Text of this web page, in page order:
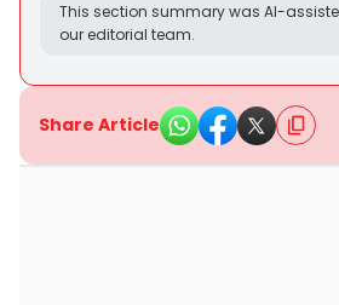
This section summary was AI-
our editorial team.
Share Article